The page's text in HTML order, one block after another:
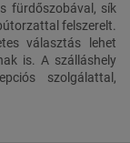
fürdőszobával, sík
felszerelt.
választás lehet
is. A szálláshely
szolgálattal,
városa, ahol